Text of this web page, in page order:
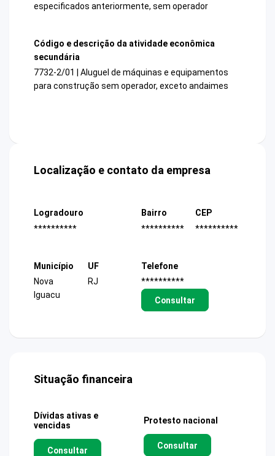
especificados anteriormente, sem operador
Código e descrição da atividade econômica
secundária
7732-2/01 | Aluguel de máquinas e equipamentos
para construção sem operador, exceto andaimes
Localização e contato da empresa
Logradouro
**********
Bairro
**********
CEP
**********
Município
Nova
Iguacu
UF
RJ
Telefone
**********
Consultar
Situação financeira
Dívidas ativas e
vencidas
Consultar
Protesto nacional
Consultar